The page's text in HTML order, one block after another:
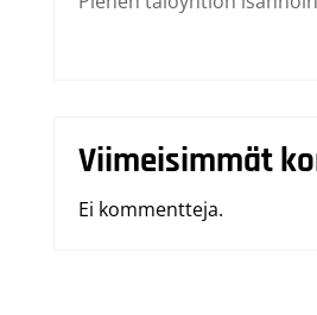
Viimeisimmät
Ei kommentteja.